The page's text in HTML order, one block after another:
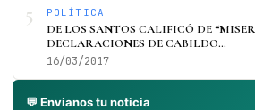
5 POLÍTICA
DE LOS SANTOS CALIFICÓ DE
DECLARACIONES DE CABILDO…
16/03/2017
💬 Envianos tu noticia